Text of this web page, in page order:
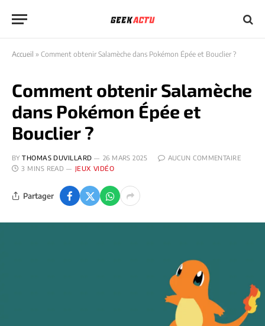
Accueil » Comment obtenir Salamèche dans Pokémon Épée et Bouclier ?
Comment obtenir Salamèche
dans Pokémon Épée et
Bouclier ?
BY THOMAS DUVILLARD 26 MARS 2025
AUCUN COMMENTAIRE
3 MINS READ
JEUX VIDÉO
Partager